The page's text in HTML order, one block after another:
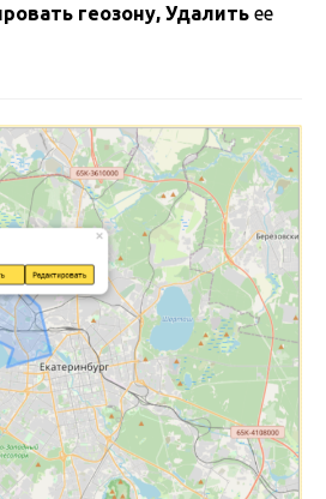
геозону, Удалить ее